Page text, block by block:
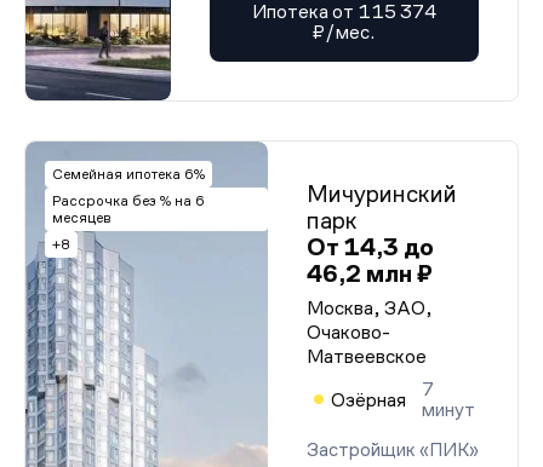
Ипотека от 115 374
₽/мес.
Семейная ипотека 6%
Рассрочка без % на 6
месяцев
+8
Мичуринский
парк
От 14,3 до
46,2 млн ₽
Москва, ЗАО,
Очаково-
Матвеевское
Озёрная
7
минут
Застройщик «ПИК»